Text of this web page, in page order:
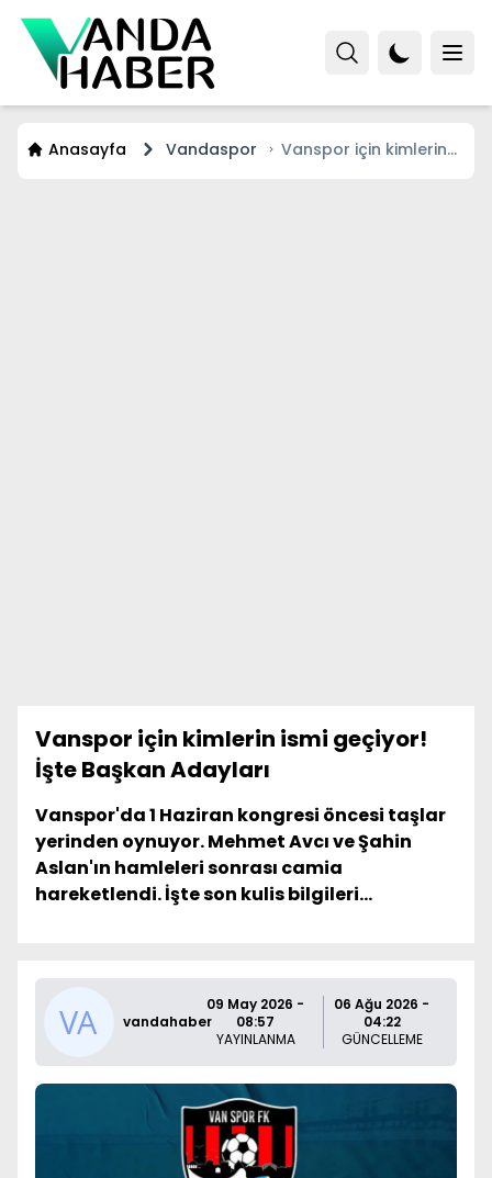
Anasayfa Vandaspor
Vanspor için kimlerin
Vanspor için kimlerin ismi geçiyor!
İşte Başkan Adayları
Vanspor'da 1 Haziran kongresi öncesi taşlar
yerinden oynuyor. Mehmet Avcı ve Şahin
Aslan'ın hamleleri sonrası camia
hareketlendi. İşte son kulis bilgileri...
vandahaber
09 May 2026 -
08:57
YAYINLANMA
06 Ağu 2026 -
04:22
GÜNCELLEME